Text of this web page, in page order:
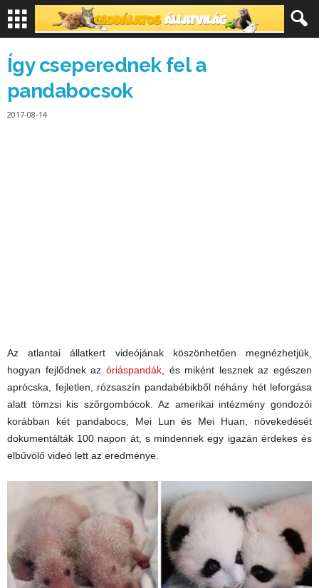
Így cseperednek fel a
pandabocsok
2017-08-14
Az atlantai állatkert videójának köszönhetően megnézhetjük,
hogyan fejlődnek az óriáspandák, és miként lesznek az egészen
aprócska, fejletlen, rózsaszín pandabébikből néhány hét leforgása
alatt tömzsi kis szőrgombócok. Az amerikai intézmény gondozói
korábban két pandabocs, Mei Lun és Mei Huan, növekedését
dokumentálták 100 napon át, s mindennek egy igazán érdekes és
elbűvölő videó lett az eredménye.